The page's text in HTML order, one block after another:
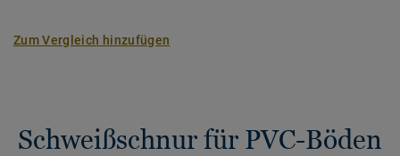
Zum Vergleich hinzufügen
Schweißschnur für PVC-Böden